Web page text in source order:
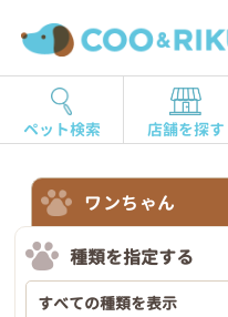
ペット検索 店舗を探す
ワンちゃん
種類を指定する